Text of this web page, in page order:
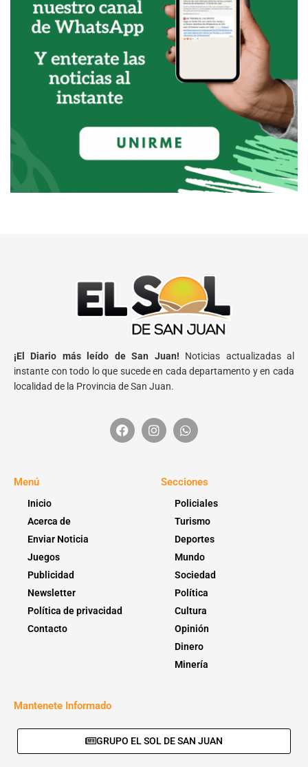
¡El Diario más leído de San Juan! Noticias actualizadas al
instante con todo lo que sucede en cada departamento y en cada
localidad de la Provincia de San Juan.
Menú
Inicio
Acerca de
Enviar Noticia
Juegos
Publicidad
Newsletter
Política de privacidad
Contacto
Secciones
Policiales
Turismo
Deportes
Mundo
Sociedad
Política
Cultura
Opinión
Dinero
Minería
Mantenete Informado
GRUPO EL SOL DE SAN JUAN